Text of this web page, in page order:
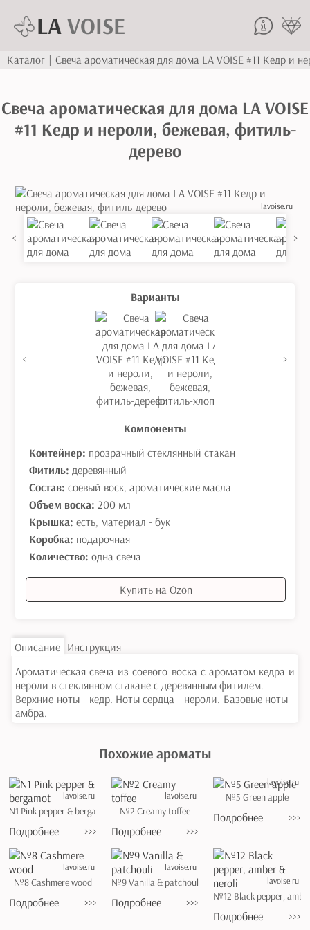
LA VOISE
Каталог | Свеча ароматическая для дома LA VOISE #11 Кедр и
Свеча ароматическая для дома LA VOISE
#11 Кедр и нероли, бежевая, фитиль-
дерево
lavoise.ru
< >
Варианты
< >
Компоненты
Контейнер: прозрачный стеклянный стакан
Фитиль: деревянный
Состав:соевый воск, ароматические масла
Объем воска: 200 мл
Крышка:есть, материал - бук
Коробка: подарочная
Количество:одна свеча
Купить на Ozon
Описание Инструкция
Ароматическая свеча из соевого воска с ароматом кедра и
нероли в стеклянном стакане с деревянным фитилем.
Верхние ноты - кедр. Ноты сердца - нероли. Базовые ноты -
амбра.
Похожие ароматы
lavoise.ru
N1 Pink pepper & bergamot
Подробнее >>>
lavoise.ru
№2 Creamy toffee
Подробнее >>>
lavoise.ru
№5 Green apple
Подробнее >>>
lavoise.ru
№8 Cashmere wood
Подробнее >>>
lavoise.ru
№9 Vanilla & patchouli
Подробнее >>>
lavoise.ru
№12 Black pepper,
Подробнее >>>